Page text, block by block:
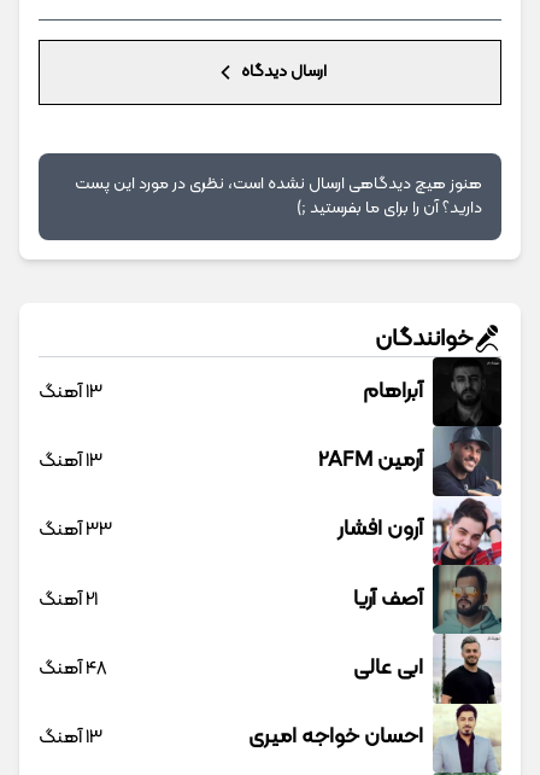
ارسال دیدگاه
هنوز هیچ دیدگاهی ارسال نشده است، نظری در مورد این پست
دارید؟ آن را برای ما بفرستید ;)
خوانندگان
آبراهام 13 آهنگ
آرمین 2AFM 13 آهنگ
آرون افشار 33 آهنگ
آصف آریا 21 آهنگ
ابی عالی 48 آهنگ
احسان خواجه امیری 13 آهنگ